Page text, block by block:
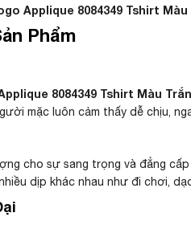
Applique 8084349 Tshirt
Phẩm
8084349 Tshirt Màu
mặc luôn cảm thấy dễ chịu,
cho sự sang trọng và đẳng
dịp khác nhau như đi chơi,